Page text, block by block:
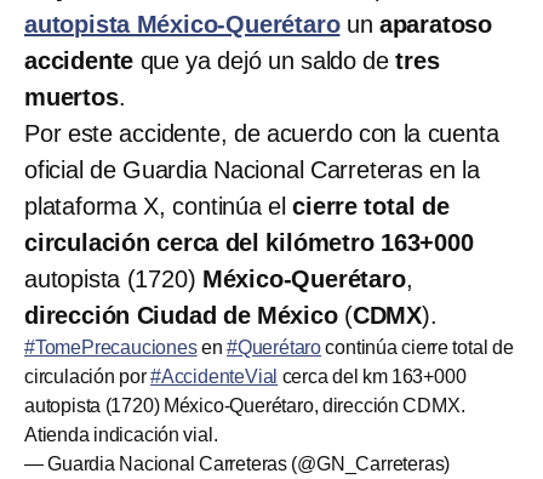
autopista México-Querétaroun aparatoso
accidente que ya dejó un saldo detres
muertos.
Por este accidente, de acuerdo con la cuenta
oficial de Guardia Nacional Carreteras en la
plataforma X, continúa elcierre total de
circulación cerca del kilómetro 163+000
autopista (1720) México-Querétaro,
dirección Ciudad de México(CDMX).
#TomePrecaucionesen#Querétarocontinúa cierre total de
circulación por#AccidenteVial cerca del km 163+000
autopista (1720) México-Querétaro, dirección CDMX.
Atienda indicación vial.
— Guardia Nacional Carreteras (@GN_Carreteras)